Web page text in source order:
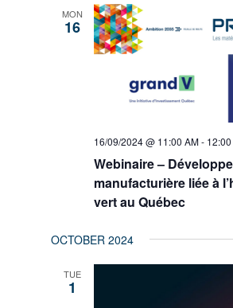
MON
16
16/09/2024 @ 11:00 AM-
Webinaire –
manufacturière liée à
vert au Québec
OCTOBER 2024
TUE
1